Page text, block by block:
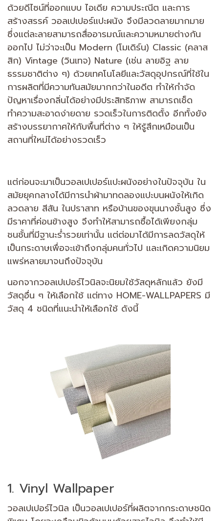
ด้วยดีไซน์ที่ออกแบบ ไอเดีย ความประณีต และการ
สร้างสรรค์ วอลเปเปอร์แปะผนัง จึงมีลวดลายมากมาย
ซึ่งแต่ละลายสามารถสื่ออารมณ์และความหมายต่างกัน
ออกไป ไม่ว่าจะเป็น Modern (โมเดิร์น) Classic (คลาส
สิก) Vintage (วินเทจ) Nature (เช่น ลายอิฐ ลาย
ธรรมชาติต่าง ๆ) ด้วยเทคโนโลยีและวัสดุอุปกรณ์ที่ใช้ใน
การผลิตที่มีความทันสมัยมากกว่าในอดีต ทำให้กำจัด
ปัญหาเรื่องกลิ่นได้อย่างมีประสิทธิภาพ สามารถเช็ด
ทำความสะอาดง่ายดาย รวดเร็วในการติดตั้ง อีกทั้งยัง
สร้างบรรยากาศให้กับพื้นที่ต่าง ๆ ให้รู้สึกเหมือนเป็น
สถานที่ใหม่ได้อย่างรวดเร็ว
แต่ก่อนจะมาเป็นวอลเปเปอร์แปะผนังอย่างในปัจจุบัน ใน
สมัยยุคกลางได้มีการนำผ้ามาทดลองแปะบนผนังให้เกิด
ลวดลาย สีสัน ในปราสาท หรือบ้านของขุนนางชั้นสูง ซึ่ง
มีราคาที่ค่อนข้างสูง จึงทำให้สามารถซื้อได้เพียงกลุ่ม
ชนชั้นที่มีฐานะร่ำรวยเท่านั้น แต่ต่อมาได้มีการลดวัสดุให้
เป็นกระดาษเพื่อจะเข้าถึงกลุ่มคนทั่วไป และเกิดความนิยม
แพร่หลายมาจนถึงปัจจุบัน
นอกจากวอลเปเปอร์ไวนิลจะนิยมใช้วัสดุหลักแล้ว ยังมี
วัสดุอื่น ๆ ให้เลือกใช้ แต่ทาง HOME-WALLPAPERS มี
วัสดุ 4 ชนิดที่แนะนำให้เลือกใช้ ดังนี้
1. Vinyl Wallpaper
วอลเปเปอร์ไวนิล เป็นวอลเปเปอร์ที่ผลิตจากกระดาษชนิด